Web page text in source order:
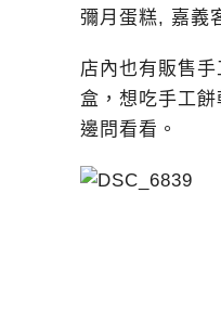
店內也有販售
盒，想吃手工
邊問看看。